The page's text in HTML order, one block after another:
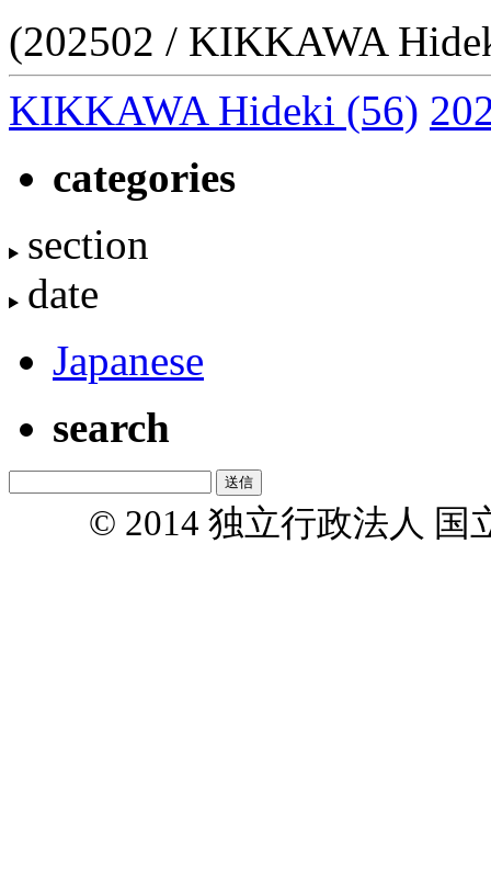
(202502 / KIKKAWA
KIKKAWA Hideki (56)
categories
section
date
Japanese
search
© 2014 独立行政法人 国